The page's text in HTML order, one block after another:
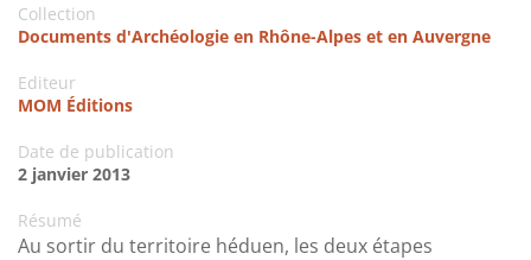
Collection
Documents d'Archéologie en Rhône-Alpes et en Auvergne
Editeur
MOM Éditions
Date de publication
2 janvier 2013
Résumé
Au sortir du territoire héduen, les deux étapes